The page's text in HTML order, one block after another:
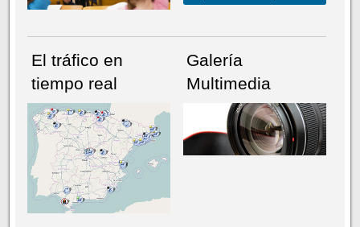
NÚMERO ACTUALHEMEROTECA
El tráfico en
tiempo real
Galería
Multimedia